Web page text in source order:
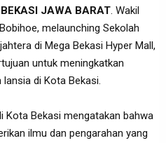
JAWA BARAT. Wakil
melaunching Sekolah
di Mega Bekasi Hyper Mall,
untuk meningkatkan
di Kota Bekasi.
Kota Bekasi mengatakan bahwa
ilmu dan pengarahan yang